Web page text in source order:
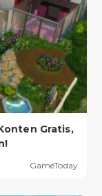
Gratis,
GameToday